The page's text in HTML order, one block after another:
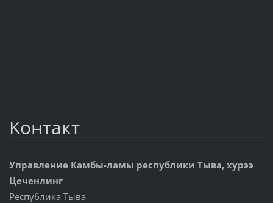
Koнтакт
Управление Камбы-ламы республики Тыва, хурээ
Цеченлинг
Республика Тыва